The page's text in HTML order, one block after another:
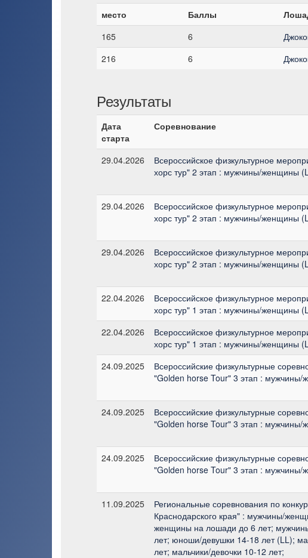
место Баллы
165
6
216
6
Результаты
Дата
старта
Соревнование
29.04.2026
Всероссийское физкультурное
хорс тур" 2 этап : мужчины/женщины
29.04.2026
Всероссийское физкультурное
хорс тур" 2 этап : мужчины/женщины
29.04.2026
Всероссийское физкультурное
хорс тур" 2 этап : мужчины/женщины
22.04.2026
Всероссийское физкультурное
хорс тур" 1 этап : мужчины/женщины
22.04.2026
Всероссийское физкультурное
хорс тур" 1 этап : мужчины/женщины
24.09.2025
Всероссийские физкультурные
"Golden horse Tour" 3 этап :
24.09.2025
Всероссийские физкультурные
"Golden horse Tour" 3 этап :
24.09.2025
Всероссийские физкультурные
"Golden horse Tour" 3 этап :
11.09.2025
Региональные соревнования по
Краснодарского края" : мужчины/
женщины на лошади до 6 лет;
лет; юноши/девушки 14-18 лет (LL);
лет; мальчики/девочки 10-12 лет;